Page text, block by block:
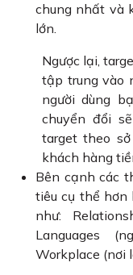
chung nhất và
lớn.
Ngược lại,
tập trung vào
người dùng
chuyển đổi
target theo
khách hàng
Bên cạnh các
tiêu cụ thể hơn
như:
Languages
Workplace (nơi